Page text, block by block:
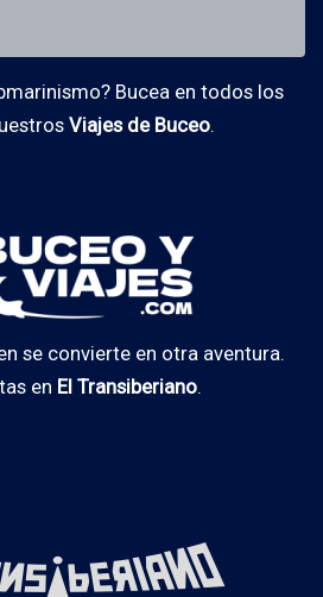
Bucea en todos los
Viajes de Buceo.
se convierte en otra aventura.
en El Transiberiano.